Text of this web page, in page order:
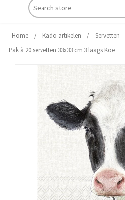
Home / Kado artikelen / Servetten
Pak à 20 servetten 33x33 cm 3 laags Koe